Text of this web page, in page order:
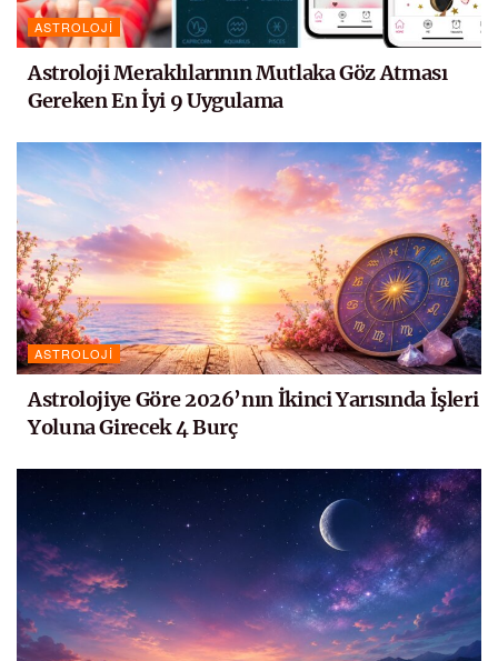
ASTROLOJI
Astroloji Meraklılarının Mutlaka Göz Atması
Gereken En İyi 9 Uygulama
ASTROLOJI
Astrolojiye Göre 2026’nın İkinci Yarısında İşleri
Yoluna Girecek 4 Burç